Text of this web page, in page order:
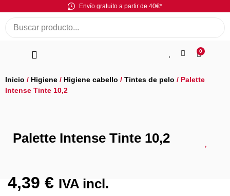
Envío gratuito a partir de 40€*
0
Inicio / Higiene / Higiene cabello / Tintes de pelo / Palette
Intense Tinte 10,2
Palette Intense Tinte 10,2
4,39 € IVA incl.